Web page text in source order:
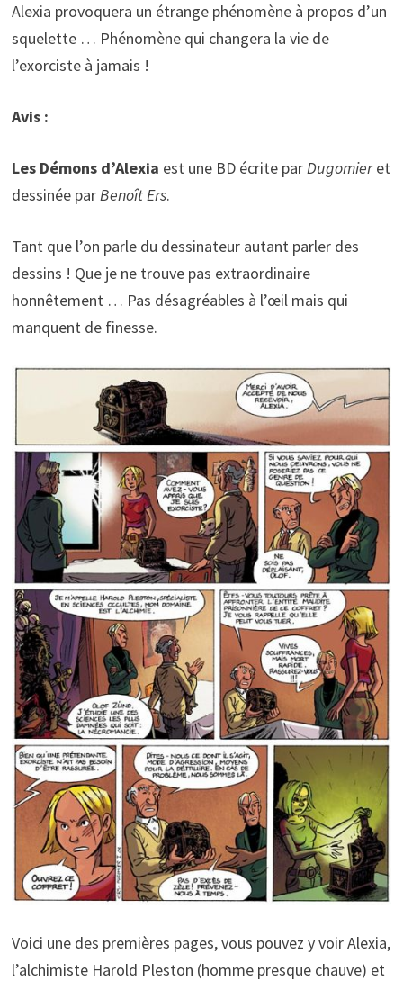
Alexia provoquera un étrange phénomène à propos d’un
squelette … Phénomène qui changera la vie de
l’exorciste à jamais !
Avis :
Les Démons d’Alexia est une BD écrite parDugomieret
dessinée parBenoît Ers.
Tant que l’on parle du dessinateur autant parler des
dessins ! Que je ne trouve pas extraordinaire
honnêtement … Pas désagréables à l’œil mais qui
manquent de finesse.
Voici une des premières pages, vous pouvez y voir Alexia,
l’alchimiste Harold Pleston (homme presque chauve) et